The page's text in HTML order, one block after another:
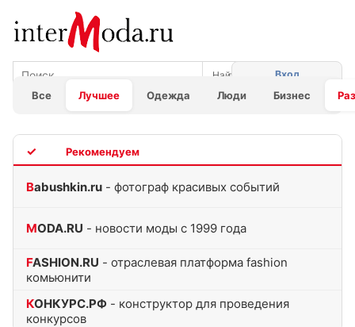
Все Лучшее Одежда Люди Бизнес
Вход
Babushkin.ru - фотограф красивых событий
MODA.RU - новости моды с 1999 года
FASHION.RU - отраслевая платформа fashion
комьюнити
КОНКУРС.РФ - конструктор для проведения
конкурсов